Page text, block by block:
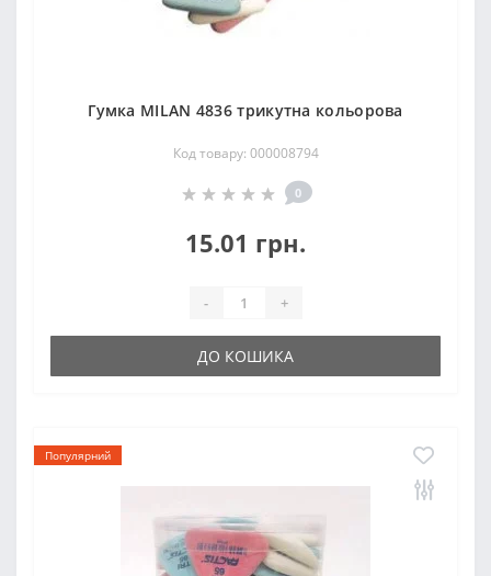
Гумка MILAN 4836 трикутна кольорова
Код товару: 000008794
0
15.01 грн.
- +
ДО КОШИКА
Популярний